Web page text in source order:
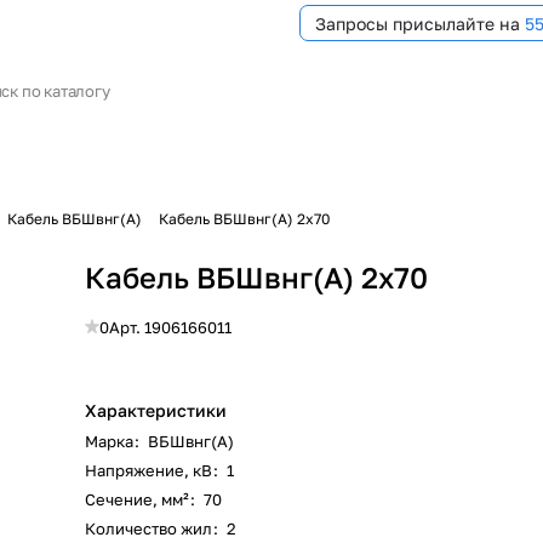
Запросы присылайте на
Кабель ВБШвнг(А) Кабель ВБШвнг(А) 2х70
Кабель ВБШвнг(А) 2х70
0Арт. 1906166011
Характеристики
Марка: ВБШвнг(А)
Напряжение, кВ: 1
Сечение, мм²: 70
Количество жил: 2